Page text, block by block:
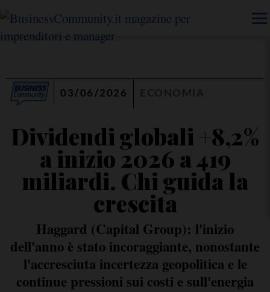
03/06/2026
Dividendi globali +8,2%
a inizio 2026 a 419
miliardi. Chi guida la
crescita
Haggard (Capital Group): l'inizio
dell'anno è stato incoraggiante, nonostante
l'accresciuta incertezza geopolitica e le
continue pressioni sui costi e sull'energia